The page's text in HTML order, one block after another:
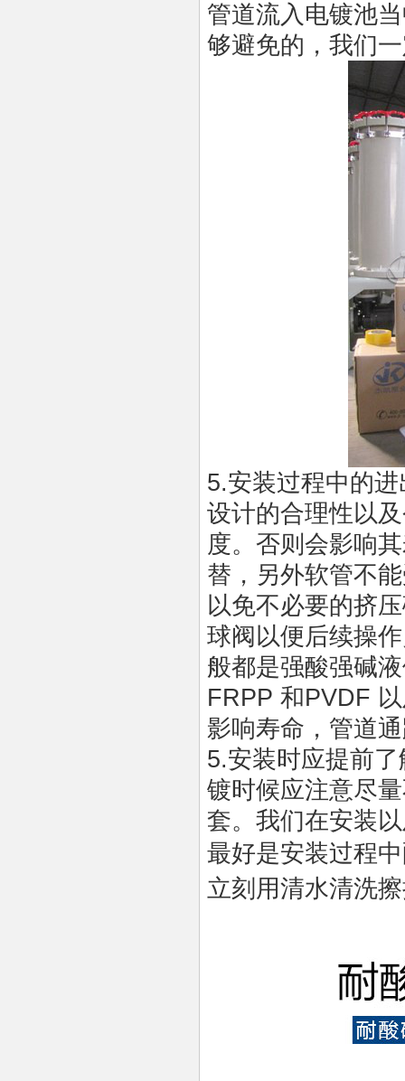
管道流入电镀池
够避免的，我们
5.安装过程中的
设计的合理性以
度。否则会影响
替，另外软管不
以免不必要的挤
球阀以便后续操
般都是强酸强碱
FRPP 和PVDF
影响寿命，管道
5.安装时应提前
镀时候应注意尽
套。我们在安装
最好是安装过程
立刻用清水清洗